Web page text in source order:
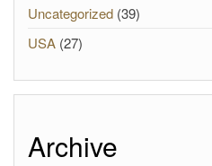
Uncategorized (39)
USA (27)
Archive